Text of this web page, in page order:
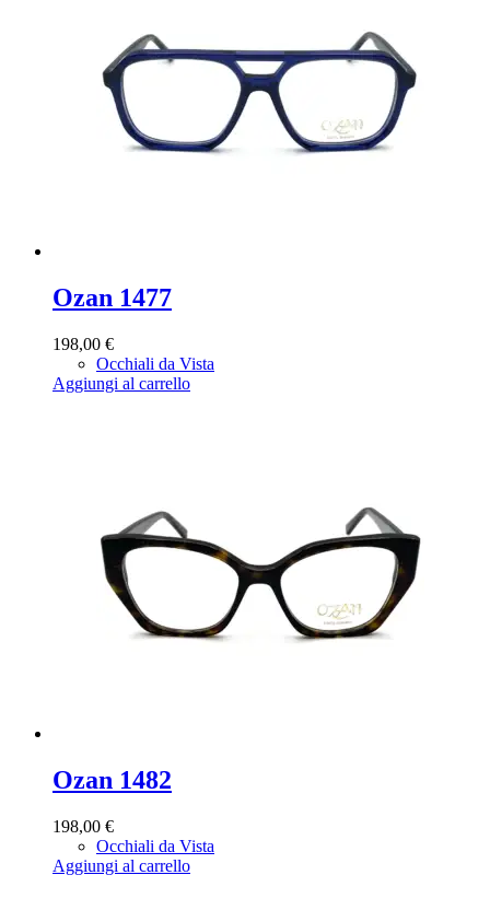
Ozan 1477
198,00 €
Occhiali da Vista
Aggiungi al carrello
Ozan 1482
198,00 €
Occhiali da Vista
Aggiungi al carrello